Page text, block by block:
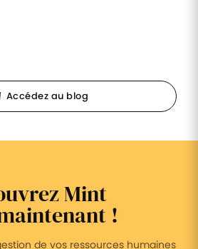
Accédez au blog
Mint
!
de vos ressources humaines